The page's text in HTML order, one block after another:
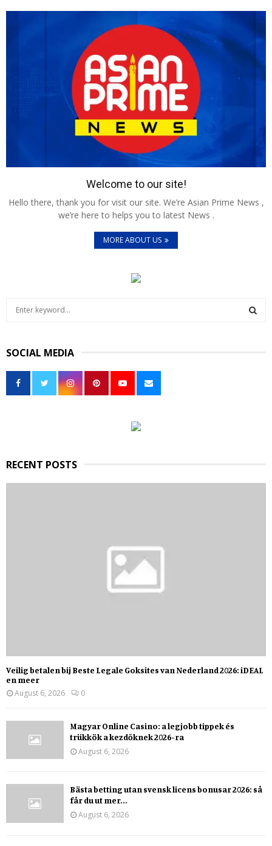
Welcome to our site!
Hello there, thank you for visit our site. We’re Asian Prime News ,
we’re here to helps you to latest News .
MORE ABOUT US
c
o
SOCIAL MEDIA
RECENT POSTS
Veilig betalen bij Beste Legale Goksites van Nederland 2026: iDEAL
en meer
August 6, 2026
0
Magyar Online Casino: a legjobb tippek és
trükkök a kezdőknek 2026-ra
August 6, 2026
Bästa betting utan svensk licens bonusar 2026: så
får du ut mer...
August 6, 2026